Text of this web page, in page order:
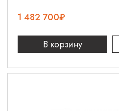
1 482 700₽
В корзину